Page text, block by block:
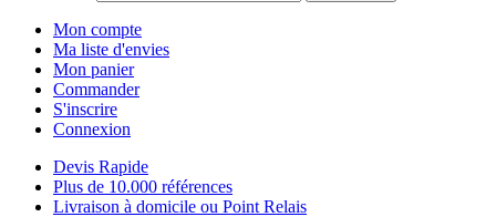
Mon compte
Ma liste d'envies
Mon panier
Commander
S'inscrire
Connexion
Devis Rapide
Plus de 10.000 références
Livraison à domicile ou Point Relais